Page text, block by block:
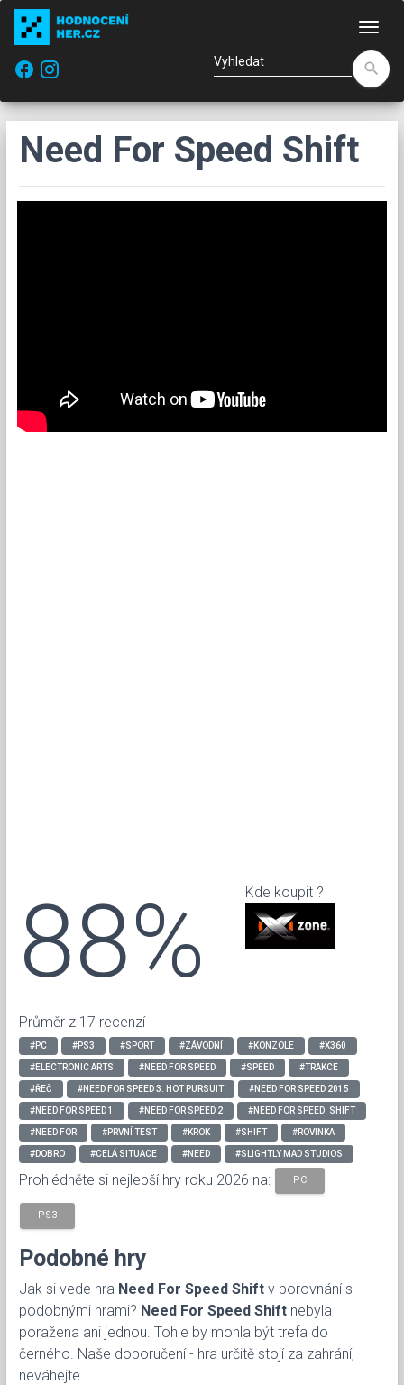
facebook
search
Need For Speed Shift
88%
Průměr z 17 recenzí
Kde koupit ?
#PC #PS3 #SPORT #ZÁVODNÍ #KONZOLE #X360
#ELECTRONIC ARTS #NEED FOR SPEED #SPEED #TRAKCE
#ŘEČ #NEED FOR SPEED 3: HOT PURSUIT #NEED FOR SPEED 2015
#NEED FOR SPEED 1 #NEED FOR SPEED 2 #NEED FOR SPEED: SHIFT
#NEED FOR #PRVNÍ TEST #KROK #SHIFT #ROVINKA
#DOBRO #CELÁ SITUACE #NEED #SLIGHTLY MAD STUDIOS
Prohlédněte si nejlepší hry roku 2026 na: PC
PS3
Podobné hry
Jak si vede hra Need For Speed Shift v porovnání s
podobnými hrami? Need For Speed Shift nebyla
poražena ani jednou. Tohle by mohla být trefa do
černého. Naše doporučení - hra určitě stojí za zahrání,
neváhejte.